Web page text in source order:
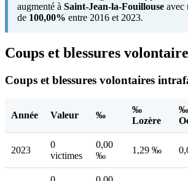
augmenté à Saint-Jean-la-Fouillouse avec
de 100,00% entre 2016 et 2023.
Coups et blessures
Coups et blessures volontaires
Année Valeur ‰
‰
Lozère
‰
2023
0
victimes
0,00
‰
1,29 ‰